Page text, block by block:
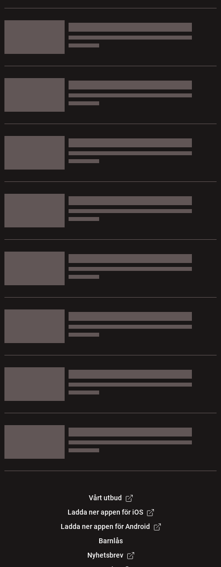
Vårt utbud
Ladda ner appen för iOS
Ladda ner appen för Android
Barnlås
Nyhetsbrev